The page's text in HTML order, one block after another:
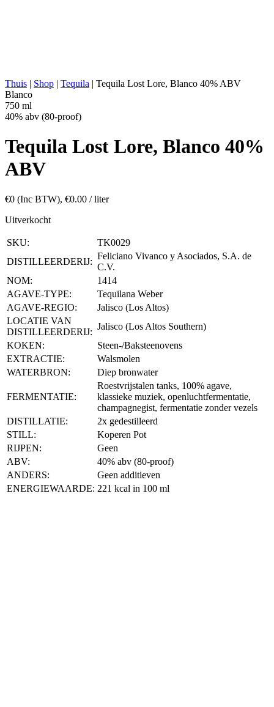
Thuis | Shop | Tequila | Tequila Lost Lore, Blanco 40% ABV
Blanco
750 ml
40% abv (80-proof)
Tequila Lost Lore, Blanco 40%
ABV
€0 (Inc BTW), €0.00 / liter
Uitverkocht
SKU:
TK0029
DISTILLEERDERIJ:
Feliciano Vivanco y Asociados, S.A. de
C.V.
NOM:
1414
AGAVE-TYPE:
Tequilana Weber
AGAVE-REGIO:
Jalisco (Los Altos)
LOCATIE VAN
DISTILLEERDERIJ:
Jalisco (Los Altos Southern)
KOKEN:
Steen-/Baksteenovens
EXTRACTIE:
Walsmolen
WATERBRON:
Diep bronwater
FERMENTATIE:
Roestvrijstalen tanks, 100% agave,
klassieke muziek, openluchtfermentatie,
champagnegist, fermentatie zonder vezels
DISTILLATIE:
2x gedestilleerd
STILL:
Koperen Pot
RIJPEN:
Geen
ABV:
40% abv (80-proof)
ANDERS:
Geen additieven
ENERGIEWAARDE: 221 kcal in 100 ml